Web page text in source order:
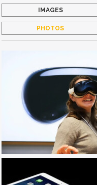
IMAGES
PHOTOS